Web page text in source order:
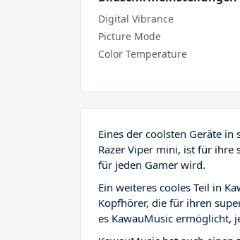
Digital Vibrance
Picture Mode
Color Temperature
Eines der coolsten Geräte in
Razer Viper mini, ist für ihre
für jeden Gamer wird.
Ein weiteres cooles Teil in
Kopfhörer, die für ihren
es KawauMusic ermöglicht,